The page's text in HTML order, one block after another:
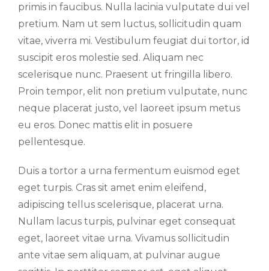
primis in faucibus. Nulla lacinia vulputate dui vel
pretium. Nam ut sem luctus, sollicitudin quam
vitae, viverra mi. Vestibulum feugiat dui tortor, id
suscipit eros molestie sed. Aliquam nec
scelerisque nunc. Praesent ut fringilla libero.
Proin tempor, elit non pretium vulputate, nunc
neque placerat justo, vel laoreet ipsum metus
eu eros. Donec mattis elit in posuere
pellentesque.
Duis a tortor a urna fermentum euismod eget
eget turpis. Cras sit amet enim eleifend,
adipiscing tellus scelerisque, placerat urna.
Nullam lacus turpis, pulvinar eget consequat
eget, laoreet vitae urna. Vivamus sollicitudin
ante vitae sem aliquam, at pulvinar augue